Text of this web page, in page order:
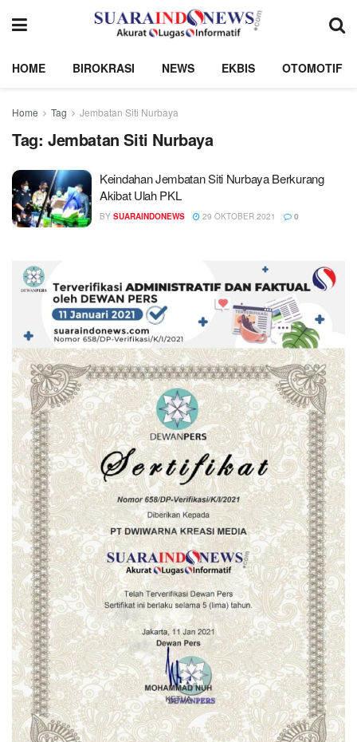
HOME BIROKRASI NEWS EKBIS OTOMOTIF
Home Tag Jembatan Siti Nurbaya
Tag: Jembatan Siti Nurbaya
Keindahan Jembatan Siti Nurbaya Berkurang
Akibat Ulah PKL
BY SUARAINDONEWS 29 OKTOBER 2021 0